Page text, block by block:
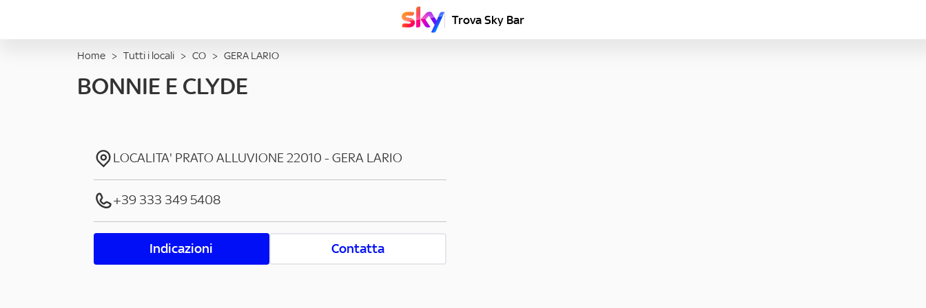
Trova Sky Bar
Home > Tutti i locali > CO > GERA LARIO
BONNIE E CLYDE
LOCALITA' PRATO ALLUVIONE22010 -GERA LARIO
+39 333 349 5408
Indicazioni Contatta